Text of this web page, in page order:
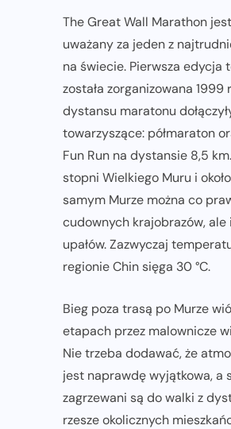
The Great Wall Marathon
uważany za jeden z
na świecie. Pierwsza edycja
została zorganizowana 1999
dystansu maratonu
towarzyszące: półmaraton
Fun Run na dystansie 8,5
stopni Wielkiego Muru i
samym Murze można co
cudownych krajobrazów, ale
upałów. Zazwyczaj
regionie Chin sięga 30 °C.
Bieg poza trasą po Murze
etapach przez malownicze
Nie trzeba dodawać, że
jest naprawdę wyjątkowa, a
zagrzewani są do walki z
rzesze okolicznych